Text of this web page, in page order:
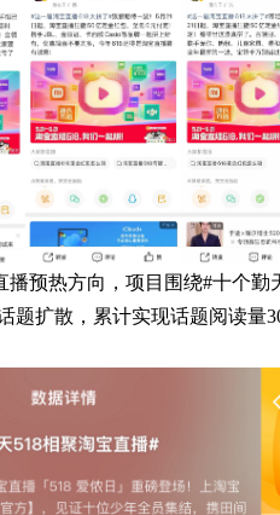
播预热方向，项目围绕#十个
题扩散，累计实现话题阅读